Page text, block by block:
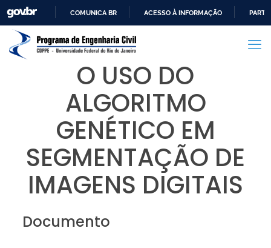
PARA
CONTEÚDO
COMUNICA BR ACESSO À INFORMAÇÃO
O USO DO
ALGORITMO
GENÉTICO EM
SEGMENTAÇÃO DE
IMAGENS DIGITAIS
Documento